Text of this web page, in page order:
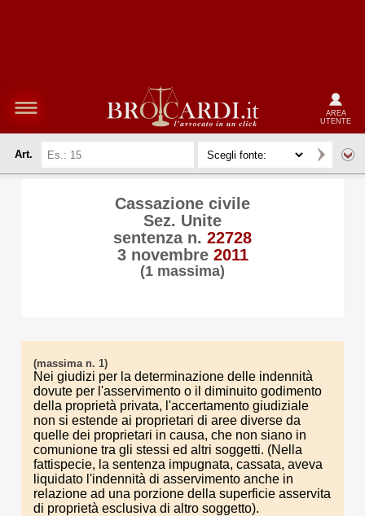
AREA
UTENTE
Art.
Cassazione civile
Sez. Unite
sentenza n. 22728
3 novembre 2011
(1 massima)
(massima n. 1)
Nei giudizi per la determinazione delle indennità
dovute per l'asservimento o il diminuito godimento
della proprietà privata, l'accertamento giudiziale
non si estende ai proprietari di aree diverse da
quelle dei proprietari in causa, che non siano in
comunione tra gli stessi ed altri soggetti. (Nella
fattispecie, la sentenza impugnata, cassata, aveva
liquidato l'indennità di asservimento anche in
relazione ad una porzione della superficie asservita
di proprietà esclusiva di altro soggetto).